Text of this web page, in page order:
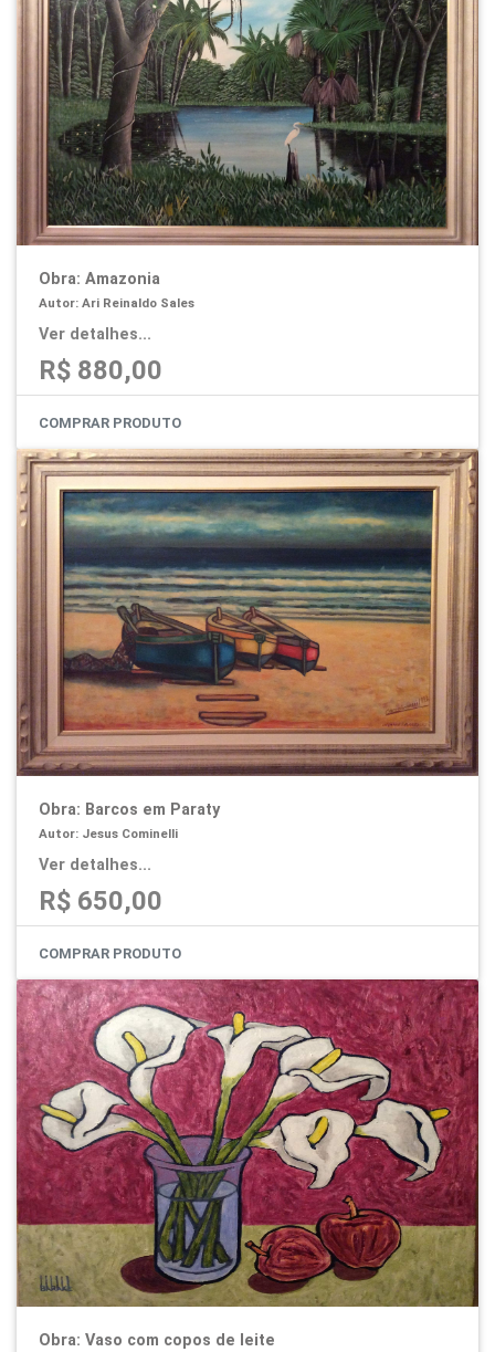
Obra: Amazonia
Autor: Ari Reinaldo Sales
Ver detalhes...
R$ 880,00
COMPRAR PRODUTO
Obra: Barcos em Paraty
Autor: Jesus Cominelli
Ver detalhes...
R$ 650,00
COMPRAR PRODUTO
Obra: Vaso com copos de leite